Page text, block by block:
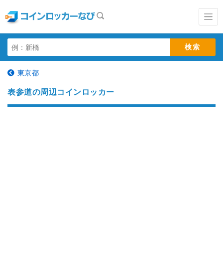
東京都
表参道の周辺コインロッカー